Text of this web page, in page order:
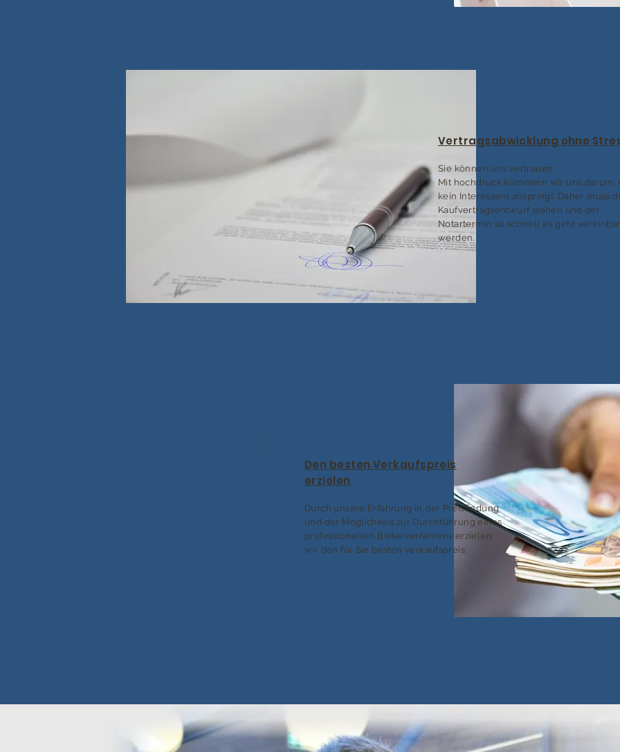
Vertragsabwicklung ohne
Sie können uns vertrauen.
Mit hochdruck kümmern wir uns darum,
kein Interessent abspringt. Daher muss
Kaufvertragsentwurf stehen und der
Notartermin so schnell es geht
werden.
Den besten Verkaufspreis
erzielen
Durch unsere Erfahrung in der Preisfindung
und der Möglichkeit zur Durchführung eines
professionellen Bieterverfahrens erzielen
wir den für Sie besten verkaufspreis.